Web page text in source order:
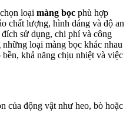
loại màng bọc phù hợp
chất lượng, hình dáng và độ an
sử dụng, chi phí và công
những loại màng bọc khác nhau
khả năng chịu nhiệt và việc
của động vật như heo, bò hoặc